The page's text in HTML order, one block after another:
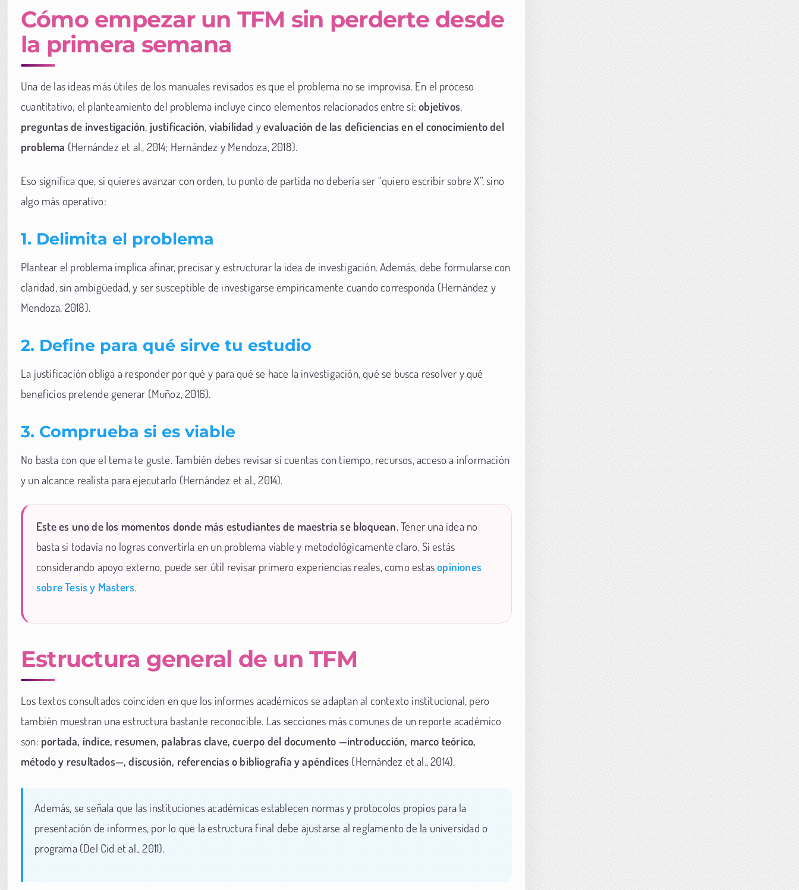
Cómo empezar un TFM sin perderte desde
la primera semana
Una de las ideas más útiles de los manuales revisados es que el problema no se improvisa. En el proceso
cuantitativo, el planteamiento del problema incluye cinco elementos relacionados entre sí:objetivos,
preguntas de investigación, justificación, viabilidad yevaluación de las deficiencias en el conocimiento del
problema (Hernández et al., 2014; Hernández y Mendoza, 2018).
Eso significa que, si quieres avanzar con orden, tu punto de partida no debería ser “quiero escribir sobre X”, sino
algo más operativo:
1. Delimita el problema
Plantear el problema implica afinar, precisar y estructurar la idea de investigación. Además, debe formularse con
claridad, sin ambigüedad, y ser susceptible de investigarse empíricamente cuando corresponda (Hernández y
Mendoza, 2018).
2. Define para qué sirve tu estudio
La justificación obliga a responder por qué y para qué se hace la investigación, qué se busca resolver y qué
beneficios pretende generar (Muñoz, 2016).
3. Comprueba si es viable
No basta con que el tema te guste. También debes revisar si cuentas con tiempo, recursos, acceso a información
y un alcance realista para ejecutarlo (Hernández et al., 2014).
Este es uno de los momentos donde más estudiantes de maestría se bloquean.Tener una idea no
basta si todavía no logras convertirla en un problema viable y metodológicamente claro. Si estás
considerando apoyo externo, puede ser útil revisar primero experiencias reales, como estasopiniones
sobre Tesis y Masters.
Estructura general de un TFM
Los textos consultados coinciden en que los informes académicos se adaptan al contexto institucional, pero
también muestran una estructura bastante reconocible. Las secciones más comunes de un reporte académico
son: portada, índice, resumen, palabras clave, cuerpo del documento —introducción, marco teórico,
método y resultados—, discusión, referencias o bibliografía y apéndices (Hernández et al., 2014).
Además, se señala que las instituciones académicas establecen normas y protocolos propios para la
presentación de informes, por lo que la estructura final debe ajustarse al reglamento de la universidad o
programa (Del Cid et al., 2011).